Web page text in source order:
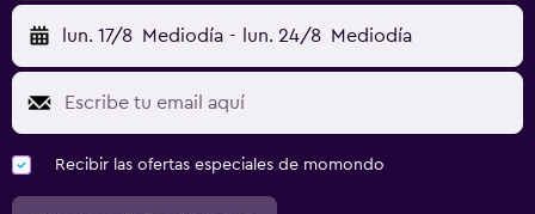
lun. 17/8 Mediodía - lun. 24/8 Mediodía
Recibir las ofertas especiales de momondo